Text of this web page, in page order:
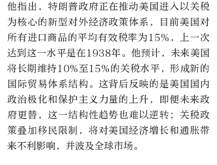
他指出，特朗普政府正在推动美国进入以关税
为核心的新型对外经济政策体系，目前美国对
所有进口商品的平均有效税率为 15% ，上一次
达到这一水平是在 1938年。他预计，未来美国
将长期维持10%至 15%的关税水平，形成新的
国际贸易体系结构。这背后反映的是美国国内
政治极化和保护主义力量的上升，即便未来政
府更替，这一结构性趋势也难以逆转；关税政
策叠加移民限制，将对美国经济增长和通胀带
来不利影响，并波及全球市场。